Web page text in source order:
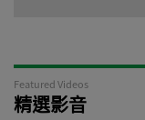
Featured Videos
精選影音